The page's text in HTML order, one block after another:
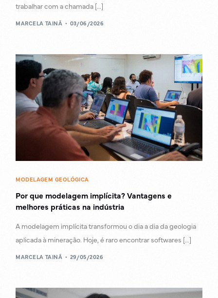
trabalhar com a chamada […]
MARCELA TAINÃ 03/06/2026
MODELAGEM GEOLÓGICA
Por que modelagem implícita? Vantagens e
melhores práticas na indústria
A modelagem implícita transformou o dia a dia da geologia
aplicada à mineração. Hoje, é raro encontrar softwares […]
MARCELA TAINÃ 29/05/2026